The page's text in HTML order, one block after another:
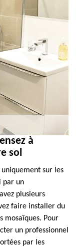
à
sol
sur les
par un
plusieurs
faire installer du
mosaïques. Pour
un professionnel
par les